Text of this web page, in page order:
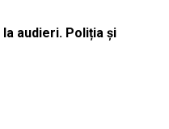
audieri. Poliția și